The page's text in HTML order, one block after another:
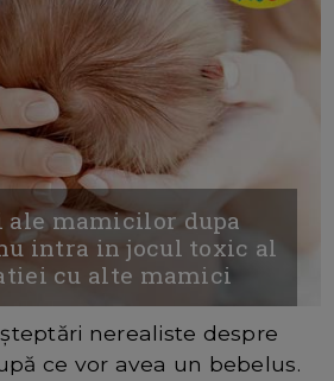
ale mamicilor dupa
intra in jocul toxic al
cu alte mamici
nerealiste despre
ce vor avea un bebelus.